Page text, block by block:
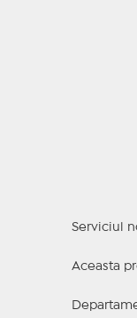
Serviciul
Aceasta